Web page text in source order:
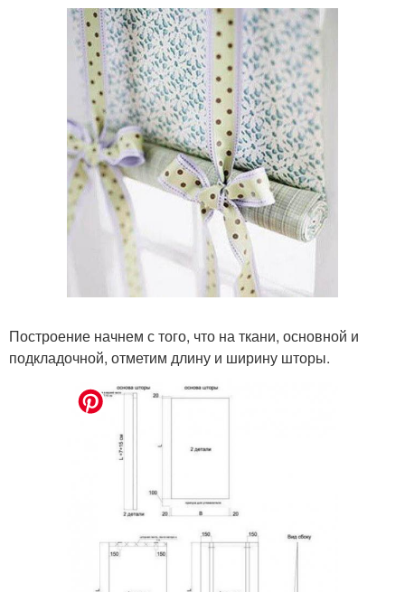
Построение начнем с того, что на ткани, основной и
подкладочной, отметим длину и ширину шторы.